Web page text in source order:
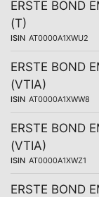
ERSTE BOND
(T)
ISIN AT0000A1XWU2
ERSTE BOND
(VTIA)
ISIN AT0000A1XWW8
ERSTE BOND
(VTIA)
ISIN AT0000A1XWZ1
ERSTE BOND